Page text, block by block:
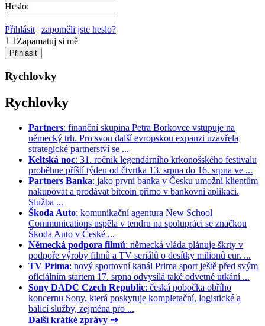
Heslo:
Přihlásit | zapoměli jste heslo?
Zapamatuj si mě
Rychlovky
Rychlovky
Partners: finanční skupina Petra Borkovce vstupuje na
německý trh. Pro svou další evropskou expanzi uzavřela
strategické partnerství se ...
Keltská noc: 31. ročník legendárního krkonošského festivalu
proběhne příští týden od čtvrtka 13. srpna do 16. srpna ve ...
Partners Banka: jako první banka v Česku umožní klientům
nakupovat a prodávat bitcoin přímo v bankovní aplikaci.
Služba ...
Škoda Auto: komunikační agentura New School
Communications uspěla v tendru na spolupráci se značkou
Škoda Auto v České ...
Německá podpora filmů: německá vláda plánuje škrty v
podpoře výroby filmů a TV seriálů o desítky milionů eur. ...
TV Prima: nový sportovní kanál Prima sport ještě před svým
oficiálním startem 17. srpna odvysílá také odvetné utkání ...
Sony DADC Czech Republic: česká pobočka obřího
koncernu Sony, která poskytuje kompletační, logistické a
balící služby, zejména pro ...
Další krátké zprávy ⇢